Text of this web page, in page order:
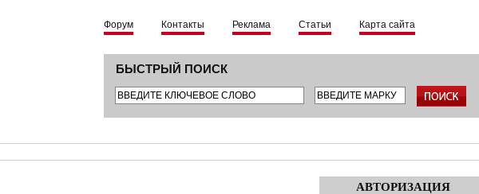
Форум Контакты Реклама Статьи Карта сайта
БЫСТРЫЙ ПОИСК
АВТОРИЗАЦИЯ